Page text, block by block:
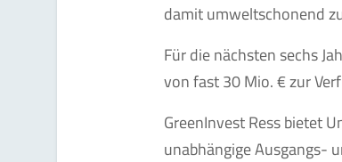
damit umweltschonend
Für die nächsten sechs
von fast 30 Mio. € zur
GreenInvest Ress bietet
unabhängige Ausgangs-